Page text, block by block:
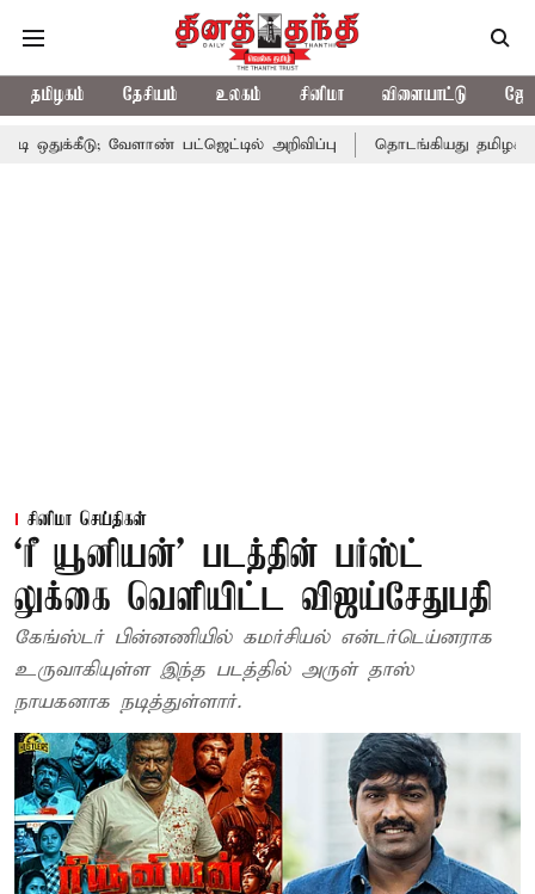
தமிழகம் தேசியம் உலகம் சினிமா விளையாட்டு
வேளாண் பட்ஜெட்டில் அறிவிப்பு தொடங்கியது தமிழக
சினிமா செய்திகள்
‘ரீ யூனியன்’ படத்தின் பர்ஸ்ட்
லுக்கை வெளியிட்ட விஜய்சேதுபதி
கேங்ஸ்டர் பின்னணியில் கமர்சியல் என்டர்டெய்னராக
உருவாகியுள்ள இந்த படத்தில் அருள் தாஸ்
நாயகனாக நடித்துள்ளார்.